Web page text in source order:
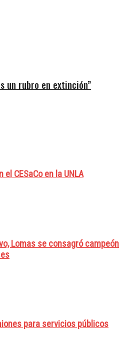
un rubro en extinción”
CESaCo en la UNLA
Lomas se consagró campeón
para servicios públicos